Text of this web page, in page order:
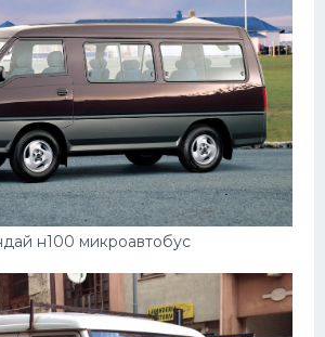
н100 микроавтобус